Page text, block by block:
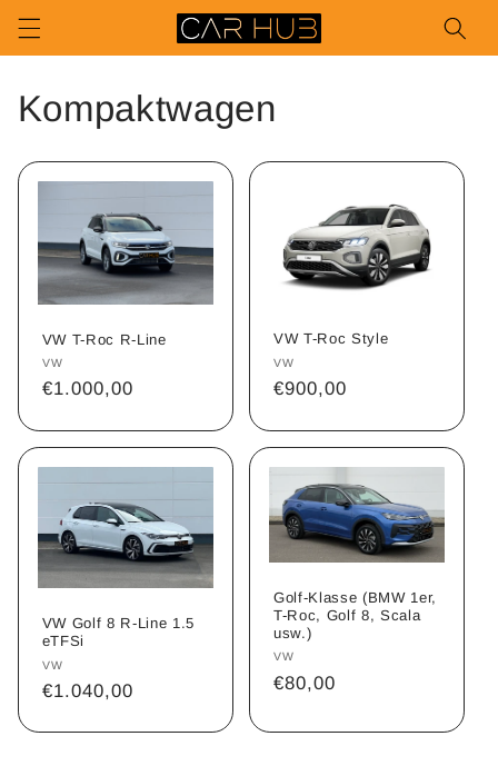
zum
Kompaktwagen
VW T-Roc R-Line
Anbieter:
VW
Normaler
€1.000,00
VW T-Roc Style
Anbieter:
VW
Normaler
€900,00
VW Golf 8 R-Line 1.5
eTFSi
Anbieter:
VW
Normaler
€1.040,00
Golf-Klasse (BMW 1er,
T-Roc, Golf 8, Scala
usw.)
Anbieter:
VW
Normaler
€80,00